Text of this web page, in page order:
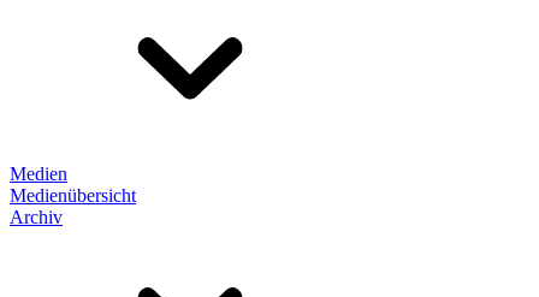
Medien
Medienübersicht
Archiv